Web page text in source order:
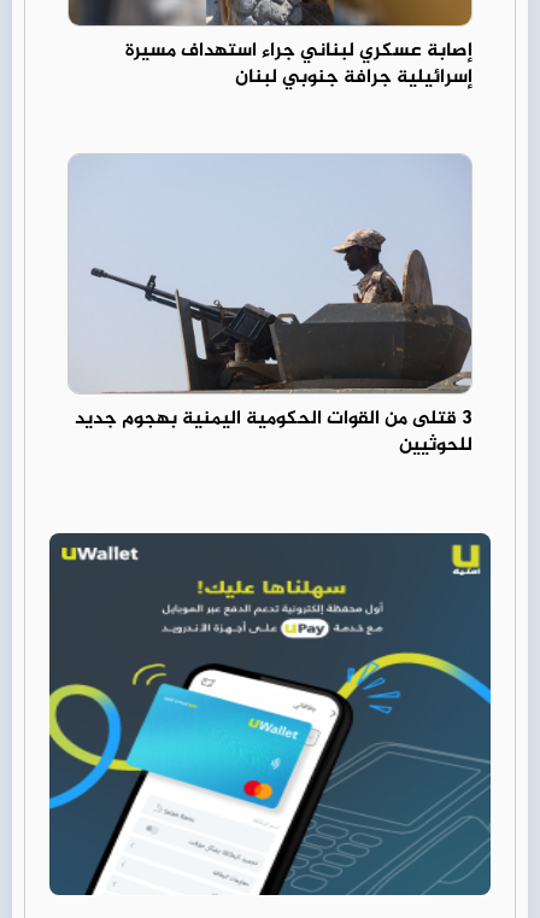
إصابة عسكري لبناني جراء استهداف مسيرة
إسرائيلية جرافة جنوبي لبنان
3 قتلى من القوات الحكومية اليمنية بهجوم جديد
للحوثيين